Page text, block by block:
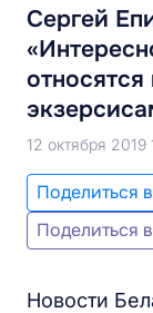
Сергей
12 октября 2019
Поделиться в
Поделиться в
Новости